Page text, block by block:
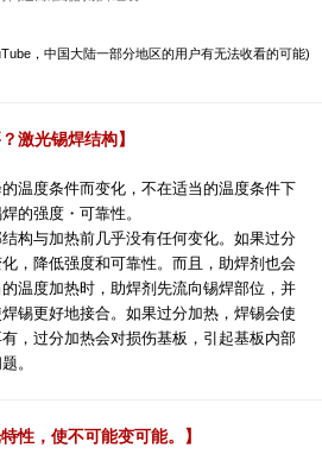
，中国大陆一部分地区的用户有无法收看的可能)
激光锡焊结构】
温度条件而变化，不在适当的温度条件下
的强度・可靠性。
构与加热前几乎没有任何变化。如果过分
，降低强度和可靠性。而且，助焊剂也会
温度加热时，助焊剂先流向锡焊部位，并
锡更好地接合。如果过分加热，焊锡会使
，过分加热会对损伤基板，引起基板内部
。
性，使不可能变可能。】